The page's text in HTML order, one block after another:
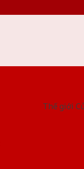
Thế giới